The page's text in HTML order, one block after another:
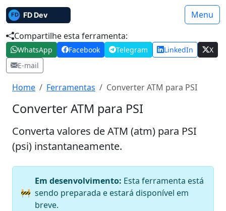
Menu
Compartilhe esta ferramenta:
WhatsApp Facebook Telegram LinkedIn
X
E-mail
Home Ferramentas Converter ATM para PSI
Converter ATM para PSI
Converta valores de ATM (atm) para PSI
(psi) instantaneamente.
🚧
Em desenvolvimento: Esta ferramenta está
sendo preparada e estará disponível em
breve.